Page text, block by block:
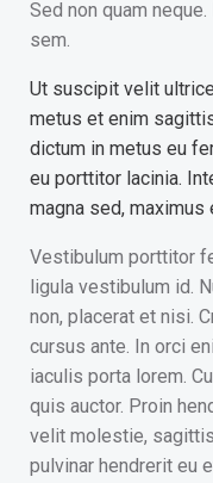
Sed non quam
sem.
Ut suscipit velit
metus et enim
dictum in metus eu
eu porttitor lacinia.
magna sed, maximus
Vestibulum porttitor
ligula vestibulum id.
non, placerat et nisi.
cursus ante. In orci
iaculis porta lorem.
quis auctor. Proin
velit molestie,
pulvinar hendrerit eu